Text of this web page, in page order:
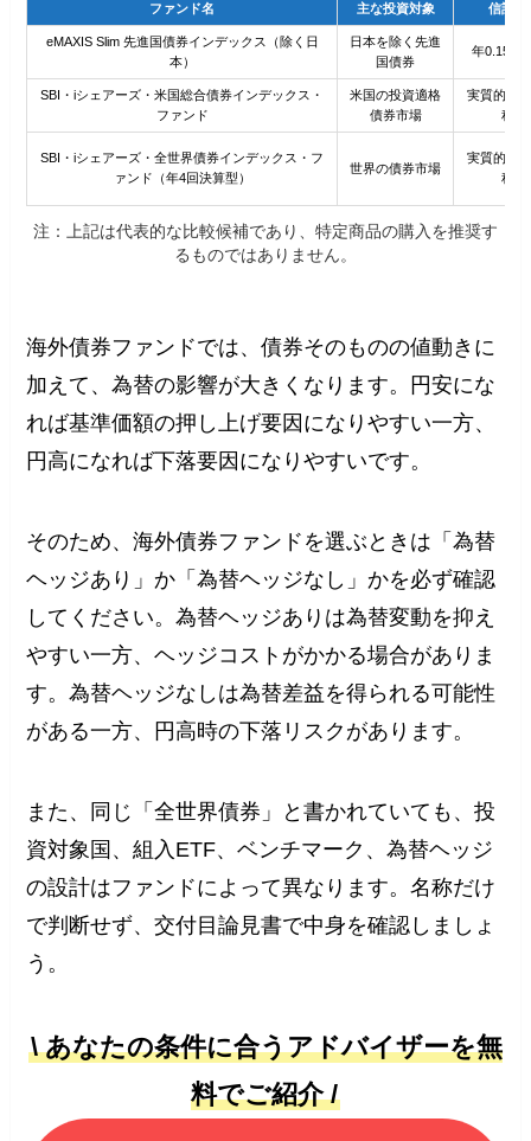
ファンド名 主な投資対象 信託報
eMAXIS Slim 先進国債券インデックス（除く日
本）
日本を除く先進
国債券
年0.154
SBI・iシェアーズ・米国総合債券インデックス・
ファンド
米国の投資適格
債券市場
実質的な
程度
SBI・iシェアーズ・全世界債券インデックス・フ
ァンド（年4回決算型）
世界の債券市場
実質的な
程度
注：上記は代表的な比較候補であり、特定商品の購入を推奨す
るものではありません。
海外債券ファンドでは、債券そのものの値動きに
加えて、為替の影響が大きくなります。円安にな
れば基準価額の押し上げ要因になりやすい一方、
円高になれば下落要因になりやすいです。
そのため、海外債券ファンドを選ぶときは「為替
ヘッジあり」か「為替ヘッジなし」かを必ず確認
してください。為替ヘッジありは為替変動を抑え
やすい一方、ヘッジコストがかかる場合がありま
す。為替ヘッジなしは為替差益を得られる可能性
がある一方、円高時の下落リスクがあります。
また、同じ「全世界債券」と書かれていても、投
資対象国、組入ETF、ベンチマーク、為替ヘッジ
の設計はファンドによって異なります。名称だけ
で判断せず、交付目論見書で中身を確認しましょ
う。
\ あなたの条件に合うアドバイザーを無
料でご紹介 /